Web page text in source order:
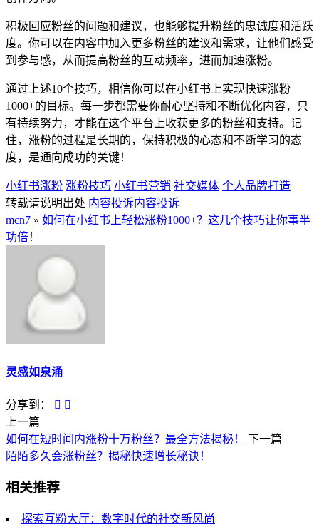
积极回应粉丝的问题和建议，也能够提升粉丝的忠诚度和活跃
度。你可以在内容中加入更多粉丝的建议和需求，让他们感受
到参与感，从而提高粉丝的互动频率，进而加速涨粉。
通过上述10个技巧，相信你可以在小红书上实现快速涨粉
1000+的目标。每一步都需要你耐心坚持和不断优化内容，只
有持续努力，才能在这个平台上收获更多的粉丝和支持。记
住，涨粉的过程是长期的，保持积极的心态和不断学习的态
度，是通向成功的关键！
小红书涨粉 涨粉技巧 小红书营销 社交媒体 个人品牌打造
转载请说明出处 内容投诉内容投诉
mcn7 » 如何在小红书上轻松涨粉1000+？这几个技巧让你事半
功倍！
灵感如泉涌
分享到：
上一篇
如何在短时间内涨粉十万粉丝？最全方法揭秘！
下一篇
陌陌多久会涨粉丝？揭秘快速增长秘诀！
相关推荐
探索互粉大厅：数字时代的社交新风尚